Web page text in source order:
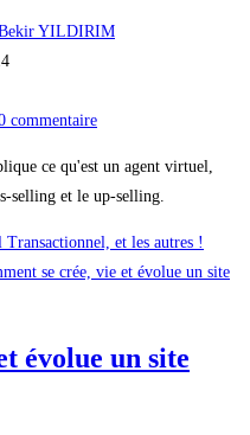
YILDIRIM
commentaire
ce qu'est un agent virtuel,
selling et le up-selling.
et les autres !
évolue un site